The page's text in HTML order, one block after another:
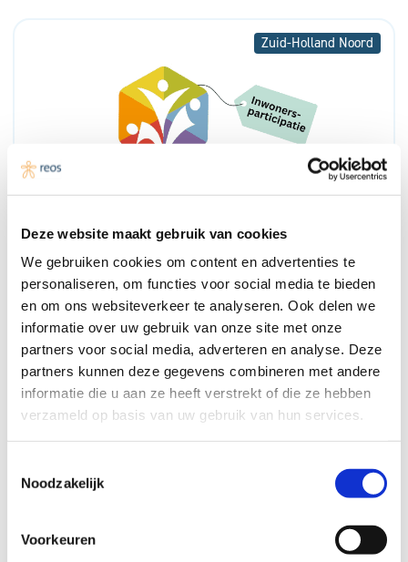
Deze website maakt gebruik van cookies
We gebruiken cookies om content en advertenties te
personaliseren, om functies voor social media te bieden
en om ons websiteverkeer te analyseren. Ook delen we
informatie over uw gebruik van onze site met onze
partners voor social media, adverteren en analyse. Deze
partners kunnen deze gegevens combineren met andere
informatie die u aan ze heeft verstrekt of die ze hebben
verzameld op basis van uw gebruik van hun services.
Noodzakelijk
Voorkeuren
Zuid-Holland Noord
Samen leren in participatiehub Zuid-
Holland Noord